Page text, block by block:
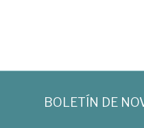
BOLETÍN DE